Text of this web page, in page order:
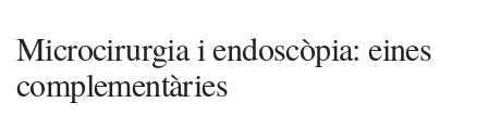
Microcirurgia i endoscòpia: eines
complementàries